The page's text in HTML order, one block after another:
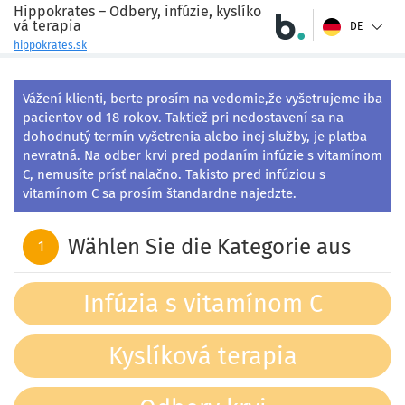
Hippokrates – Odbery, infúzie, kyslíko
vá terapia
hippokrates.sk
DE
Vážení klienti, berte prosím na vedomie,že vyšetrujeme iba
pacientov od 18 rokov. Taktiež pri nedostavení sa na
dohodnutý termín vyšetrenia alebo inej služby, je platba
nevratná. Na odber krvi pred podaním infúzie s vitamínom
C, nemusíte prísť nalačno. Takisto pred infúziou s
vitamínom C sa prosím štandardne najedzte.
1 Wählen Sie die Kategorie aus
Infúzia s vitamínom C
Kyslíková terapia